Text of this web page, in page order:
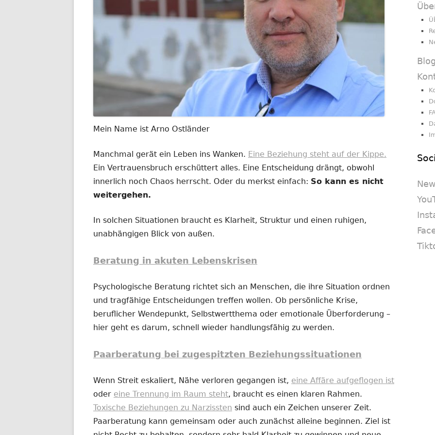
Mein Name ist Arno Ostländer
Manchmal gerät ein Leben ins Wanken. Eine Beziehung steht auf der Kippe.
Ein Vertrauensbruch erschüttert alles. Eine Entscheidung drängt, obwohl
innerlich noch Chaos herrscht. Oder du merkst einfach: So kann es nicht
weitergehen.
In solchen Situationen braucht es Klarheit, Struktur und einen ruhigen,
unabhängigen Blick von außen.
Beratung in akuten Lebenskrisen
Psychologische Beratung richtet sich an Menschen, die ihre Situation ordnen
und tragfähige Entscheidungen treffen wollen. Ob persönliche Krise,
beruflicher Wendepunkt, Selbstwertthema oder emotionale Überforderung –
hier geht es darum, schnell wieder handlungsfähig zu werden.
Paarberatung bei zugespitzten Beziehungssituationen
Wenn Streit eskaliert, Nähe verloren gegangen ist, eine Affäre aufgeflogen ist
oder eine Trennung im Raum steht, braucht es einen klaren Rahmen.
Toxische Beziehungen zu Narzissten sind auch ein Zeichen unserer Zeit.
Paarberatung kann gemeinsam oder auch zunächst alleine beginnen. Ziel ist
Blog